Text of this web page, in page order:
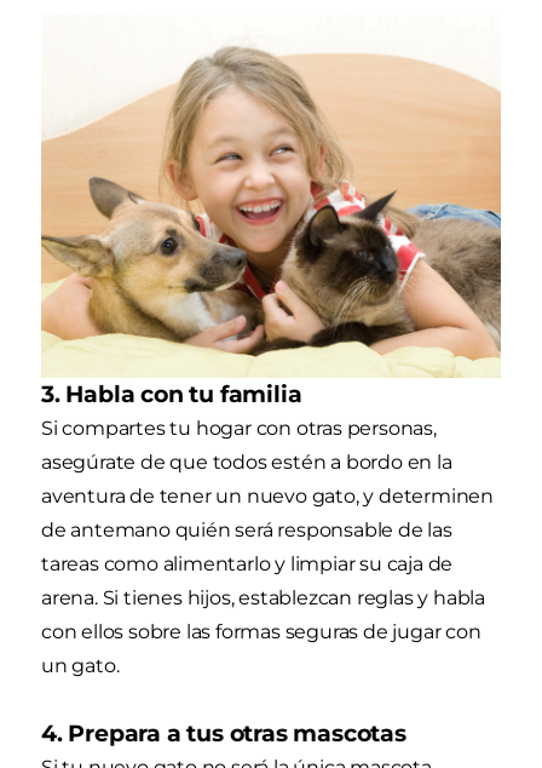
3. Habla con tu familia
Si compartes tu hogar con otras personas,
asegúrate de que todos estén a bordo en la
aventura de tener un nuevo gato, y determinen
de antemano quién será responsable de las
tareas como alimentarlo y limpiar su caja de
arena. Si tienes hijos, establezcan reglas y habla
con ellos sobre las formas seguras de jugar con
un gato.
4. Prepara a tus otras mascotas